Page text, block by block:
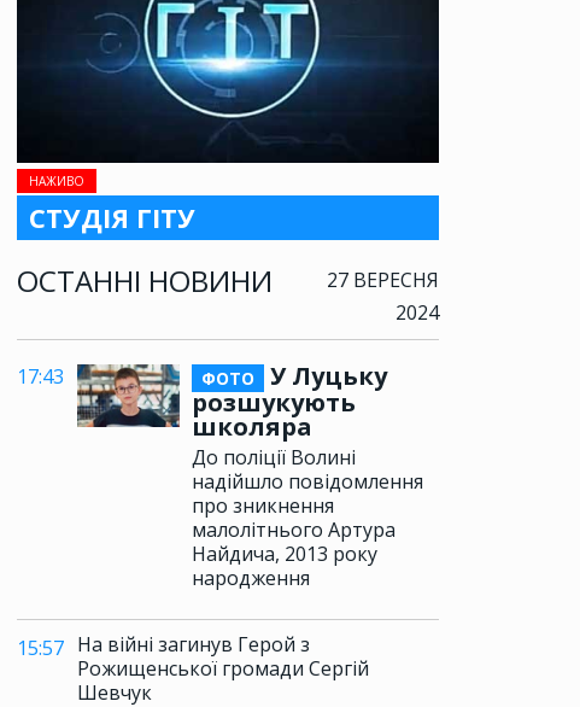
НАЖИВО
СТУДІЯ ГІТУ
ОСТАННІ НОВИНИ
27 ВЕРЕСНЯ
2024
17:43 ФОТО
У Луцьку
розшукують
школяра
До поліції Волині
надійшло повідомлення
про зникнення
малолітнього Артура
Найдича, 2013 року
народження
15:57 На війні загинув Герой з
Рожищенської громади Сергій
Шевчук